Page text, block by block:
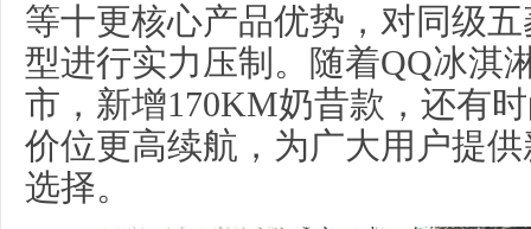
等十更核心产品优势，对同级
型进行实力压制。随着QQ冰淇
市，新增170KM奶昔款，还有
价位更高续航，为广大用户提
选择。